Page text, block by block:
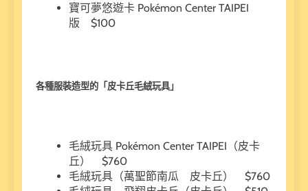
寶可夢悠遊卡 Pokémon Center TAIPEI
版 $100
各種服裝造型的「皮卡丘毛絨玩具」
毛絨玩具 Pokémon Center TAIPEI（皮卡
丘） $760
毛絨玩具（萬聖節南瓜 皮卡丘） $760